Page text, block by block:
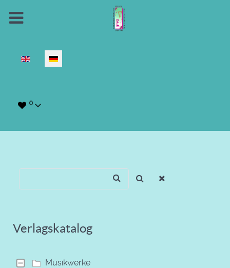
Sprache auswählen
0
Verlagskatalog
Musikwerke